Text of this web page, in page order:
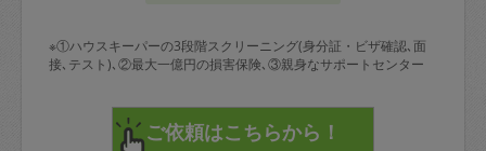
※①ハウスキーパーの3段階スクリーニング(身分証・ビザ確認､面
接､テスト)､②最大一億円の損害保険､③親身なサポートセンター